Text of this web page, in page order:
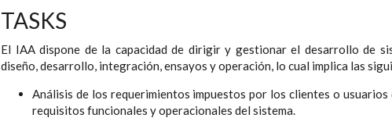
TASKS
El IAA dispone de la capacidad de dirigir y gestionar el desarrollo de
diseño, desarrollo, integración, ensayos y operación, lo cual implica las
Análisis de los requerimientos impuestos por los clientes o
requisitos funcionales y operacionales del sistema.